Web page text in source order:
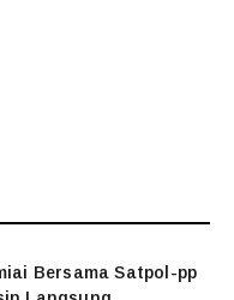
Bersama Satpol-pp